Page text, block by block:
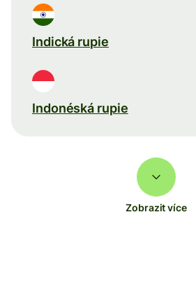
Indická rupie
Indonéská rupie
Zobrazit více